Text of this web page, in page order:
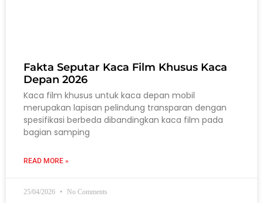
Fakta Seputar Kaca Film Khusus Kaca
Depan 2026
Kaca film khusus untuk kaca depan mobil
merupakan lapisan pelindung transparan dengan
spesifikasi berbeda dibandingkan kaca film pada
bagian samping
READ MORE »
25/04/2026 No Comments